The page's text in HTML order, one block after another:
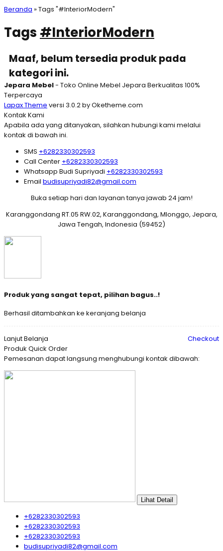
Beranda »Tags "#InteriorModern"
Tags #InteriorModern
Maaf, belum tersedia produk pada
kategori ini.
Jepara Mebel- Toko Online Mebel Jepara Berkualitas 100%
Terpercaya
Lapax Theme versi 3.0.2 by Oketheme.com
Kontak Kami
Apabila ada yang ditanyakan, silahkan hubungi kami melalui
kontak di bawah ini.
SMS +6282330302593
Call Center +6282330302593
Whatsapp Budi Supriyadi +6282330302593
Email budisupriyadi82@gmail.com
Buka setiap hari dan layanan tanya jawab 24 jam!
Karanggondang RT.05 RW.02, Karanggondang, Mlonggo, Jepara,
Jawa Tengah, Indonesia (59452)
Produk yang sangat tepat, pilihan bagus..!
Berhasil ditambahkan ke keranjang belanja
Lanjut Belanja
Checkout
Produk Quick Order
Pemesanan dapat langsung menghubungi kontak dibawah:
Lihat Detail
+6282330302593
+6282330302593
+6282330302593
budisupriyadi82@gmail.com